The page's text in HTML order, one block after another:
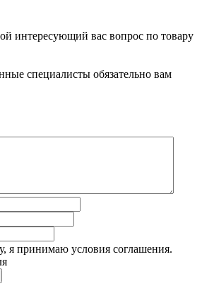
интересующий вас вопрос по товару
специалисты обязательно вам
я принимаю условия соглашения.